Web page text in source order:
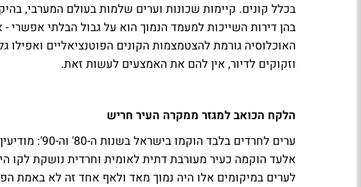
בכלל קונים. קיימות שכונות וערים שלמות בעולם המערבי,
בהן דירות השייכות למעמד הנמוך הוא על גבול הבלתי אפשרי -
האוכלוסיה גורמת להצטמצמות הקונים הפוטנציאליים
וזקוקים לדיור, אין להם את האמצעים לעשות זאת.
הלקח הכואב למגזר ממקרה העיר חריש
ערים לחרדים
אלעד הוקמה כעיר מעורבת דתית לאומית וחרדית נושקת לקו
לערים במיקומים אלו היה נמוך מאד ולאף אחד זה לא באמת